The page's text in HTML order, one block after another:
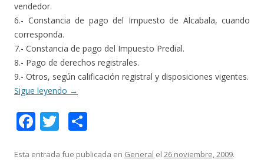
vendedor.
6.- Constancia de pago del Impuesto de Alcabala, cuando
corresponda.
7.- Constancia de pago del Impuesto Predial.
8.- Pago de derechos registrales.
9.- Otros, según calificación registral y disposiciones vigentes.
Sigue leyendo →
F T
Esta entrada fue publicada en General el 26 noviembre, 2009.